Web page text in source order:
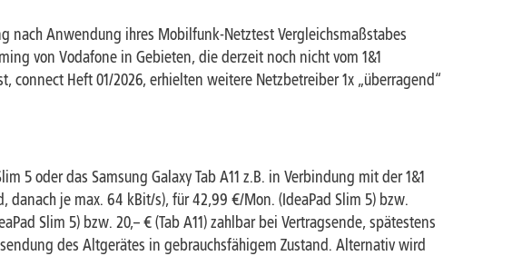
nach Anwendung ihres Mobilfunk-Netztest Vergleichsmaßstabes
von Vodafone in Gebieten, die derzeit noch nicht vom 1&1
connect Heft 01/2026, erhielten weitere Netzbetreiber 1x „überragend“
5 oder das Samsung Galaxy Tab A11 z.B. in Verbindung mit der 1&1
je max. 64 kBit/s), für 42,99 €/Mon. (IdeaPad Slim 5) bzw.
Slim 5) bzw. 20,– € (Tab A11) zahlbar bei Vertragsende, spätestens
des Altgerätes in gebrauchsfähigem Zustand. Alternativ wird